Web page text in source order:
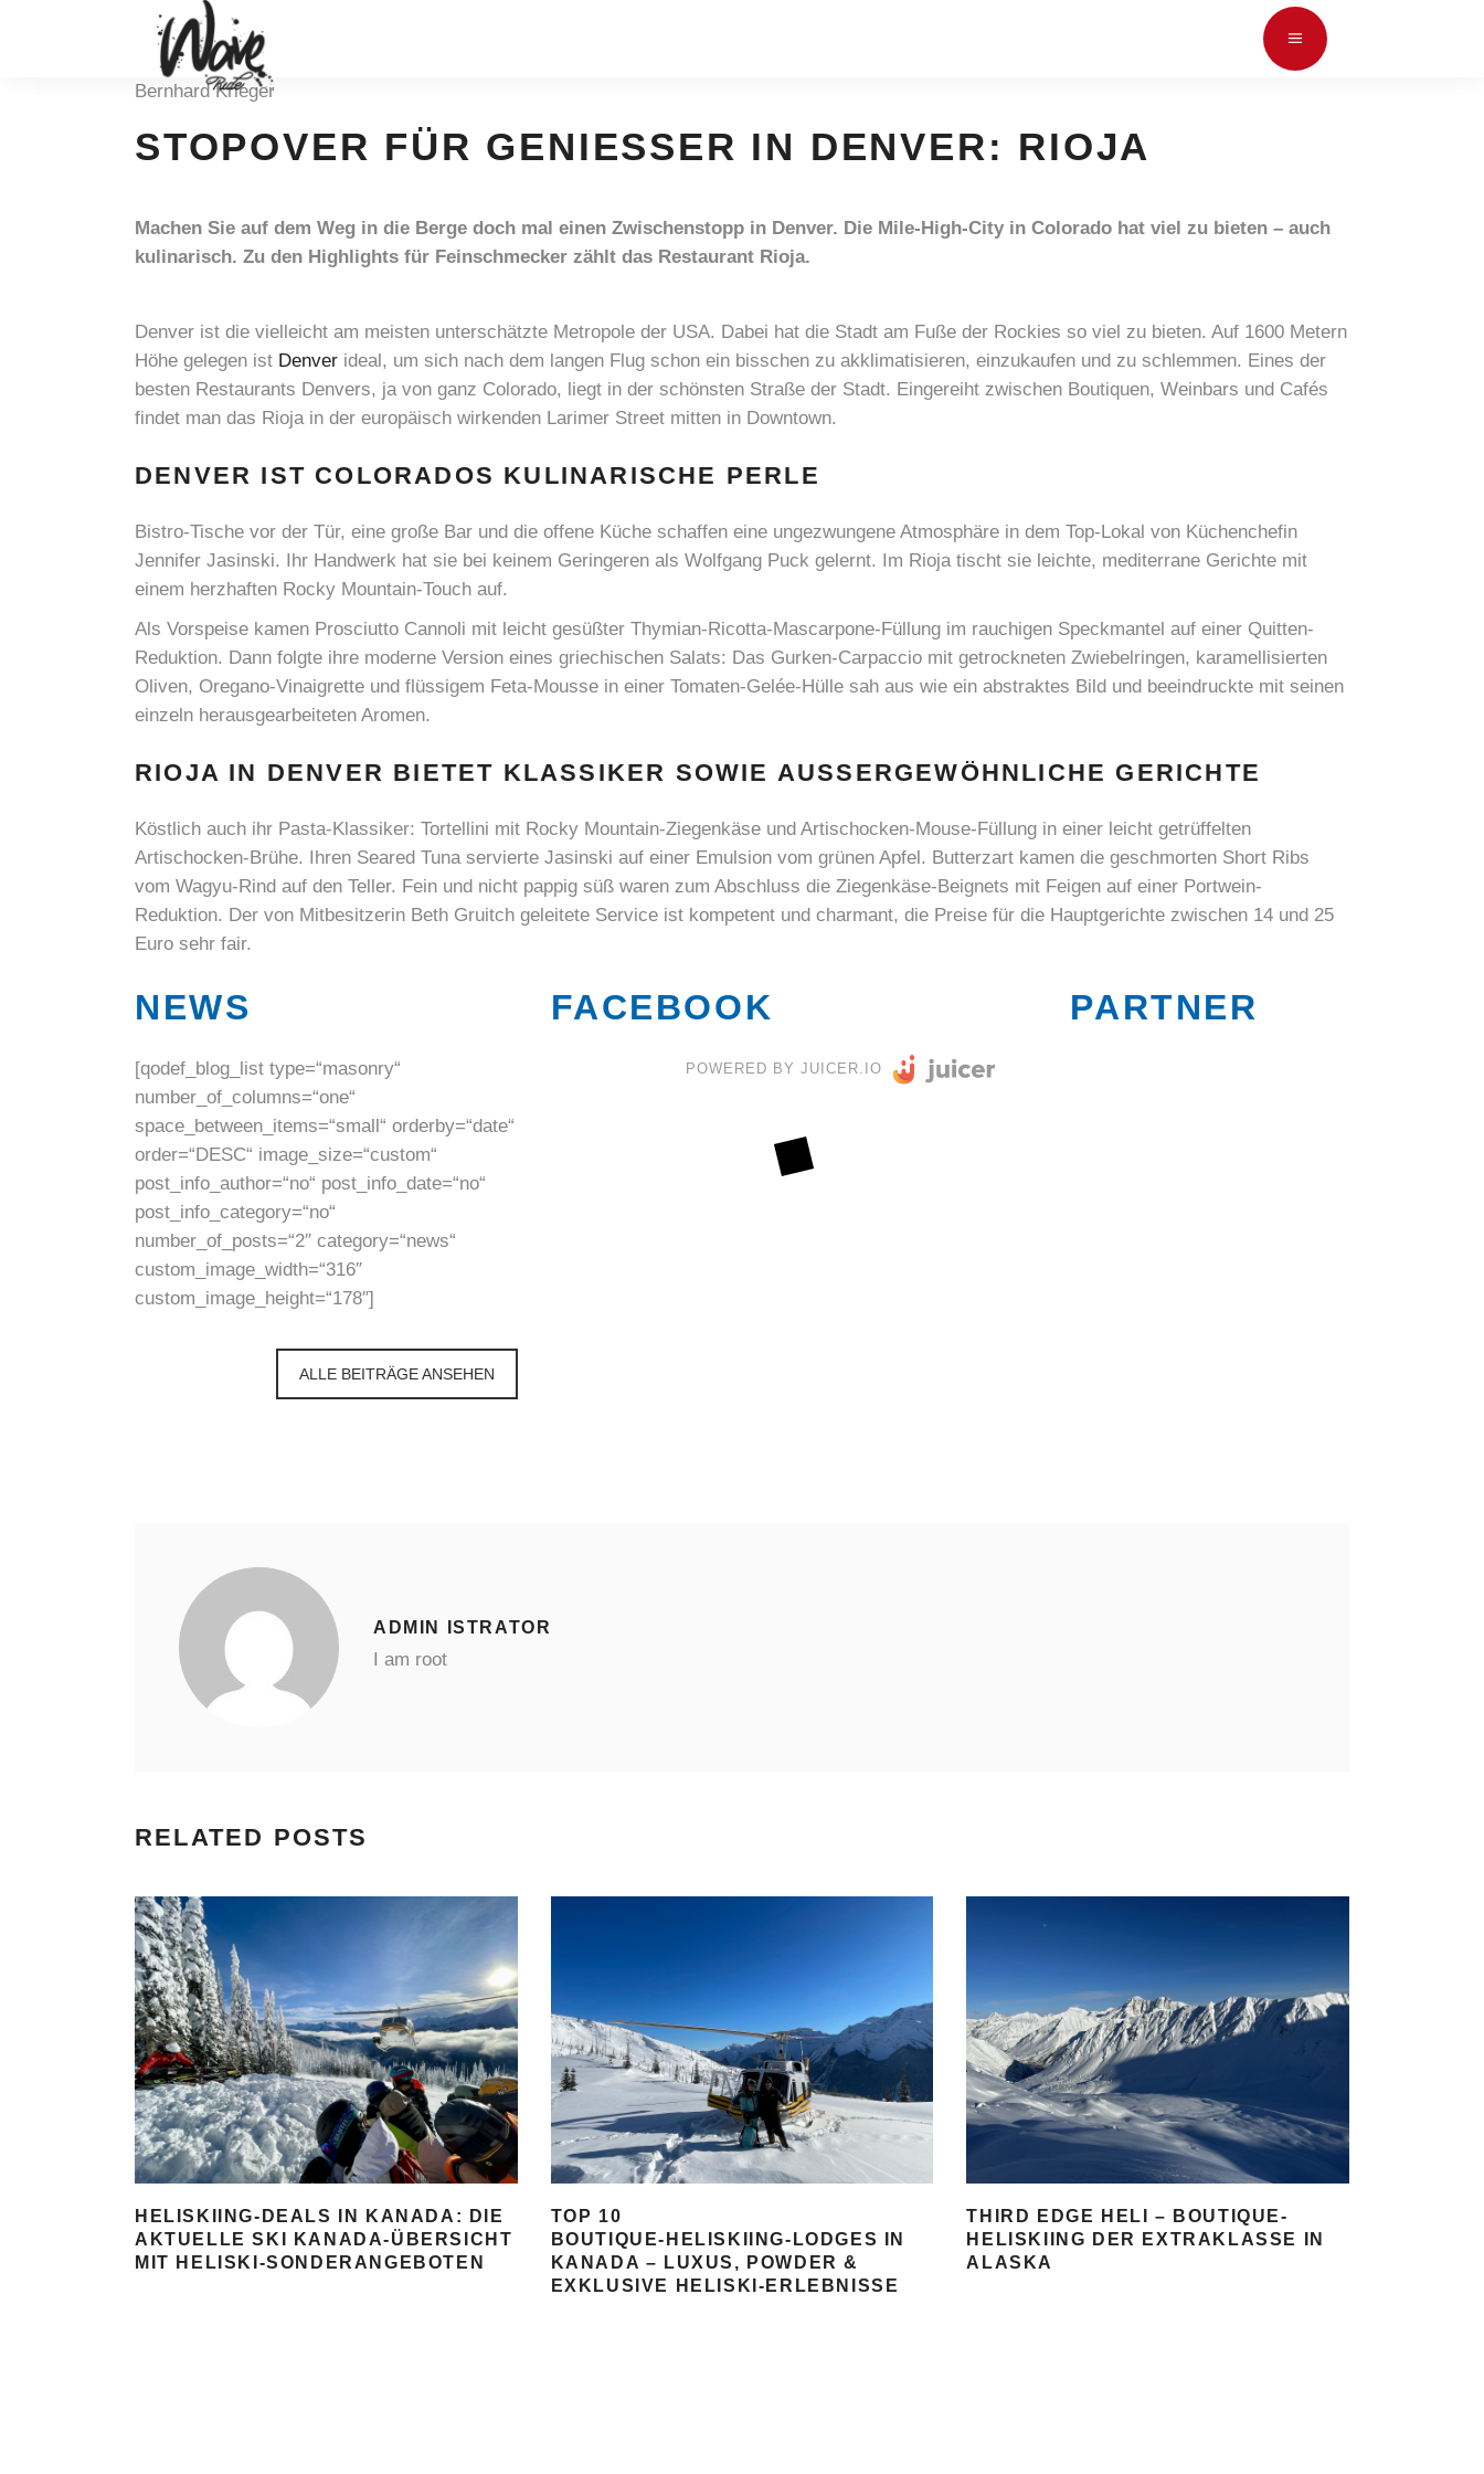
Bernhard Krieger
STOPOVER FÜR GENIESSER IN DENVER: RIOJA
Machen Sie auf dem Weg in die Berge doch mal einen Zwischenstopp in Denver. Die Mile-High-City in Colorado hat viel zu bieten – auch
kulinarisch. Zu den Highlights für Feinschmecker zählt das Restaurant Rioja.
Denver ist die vielleicht am meisten unterschätzte Metropole der USA. Dabei hat die Stadt am Fuße der Rockies so viel zu bieten. Auf 1600 Metern
Höhe gelegen ist Denver ideal, um sich nach dem langen Flug schon ein bisschen zu akklimatisieren, einzukaufen und zu schlemmen. Eines der
besten Restaurants Denvers, ja von ganz Colorado, liegt in der schönsten Straße der Stadt. Eingereiht zwischen Boutiquen, Weinbars und Cafés
findet man das Rioja in der europäisch wirkenden Larimer Street mitten in Downtown.
DENVER IST COLORADOS KULINARISCHE PERLE
Bistro-Tische vor der Tür, eine große Bar und die offene Küche schaffen eine ungezwungene Atmosphäre in dem Top-Lokal von Küchenchefin
Jennifer Jasinski. Ihr Handwerk hat sie bei keinem Geringeren als Wolfgang Puck gelernt. Im Rioja tischt sie leichte, mediterrane Gerichte mit
einem herzhaften Rocky Mountain-Touch auf.
Als Vorspeise kamen Prosciutto Cannoli mit leicht gesüßter Thymian-Ricotta-Mascarpone-Füllung im rauchigen Speckmantel auf einer Quitten-
Reduktion. Dann folgte ihre moderne Version eines griechischen Salats: Das Gurken-Carpaccio mit getrockneten Zwiebelringen, karamellisierten
Oliven, Oregano-Vinaigrette und flüssigem Feta-Mousse in einer Tomaten-Gelée-Hülle sah aus wie ein abstraktes Bild und beeindruckte mit seinen
einzeln herausgearbeiteten Aromen.
RIOJA IN DENVER BIETET KLASSIKER SOWIE AUSSERGEWÖHNLICHE GERICHTE
Köstlich auch ihr Pasta-Klassiker: Tortellini mit Rocky Mountain-Ziegenkäse und Artischocken-Mouse-Füllung in einer leicht getrüffelten
Artischocken-Brühe. Ihren Seared Tuna servierte Jasinski auf einer Emulsion vom grünen Apfel. Butterzart kamen die geschmorten Short Ribs
vom Wagyu-Rind auf den Teller. Fein und nicht pappig süß waren zum Abschluss die Ziegenkäse-Beignets mit Feigen auf einer Portwein-
Reduktion. Der von Mitbesitzerin Beth Gruitch geleitete Service ist kompetent und charmant, die Preise für die Hauptgerichte zwischen 14 und 25
Euro sehr fair.
NEWS
[qodef_blog_list type=“masonry“
number_of_columns=“one“
space_between_items=“small“ orderby=“date“
order=“DESC“ image_size=“custom“
post_info_author=“no“ post_info_date=“no“
post_info_category=“no“
number_of_posts=“2″ category=“news“
custom_image_width=“316″
custom_image_height=“178″]
ALLE BEITRÄGE ANSEHEN
FACEBOOK
POWERED BY JUICER.IO
PARTNER
ADMIN ISTRATOR
I am root
RELATED POSTS
HELISKIING-DEALS IN KANADA: DIE
AKTUELLE SKI KANADA-ÜBERSICHT
MIT HELISKI-SONDERANGEBOTEN
TOP 10
BOUTIQUE‑HELISKIING‑LODGES IN
KANADA – LUXUS, POWDER &
EXKLUSIVE HELISKI‑ERLEBNISSE
THIRD EDGE HELI – BOUTIQUE-
HELISKIING DER EXTRAKLASSE IN
ALASKA